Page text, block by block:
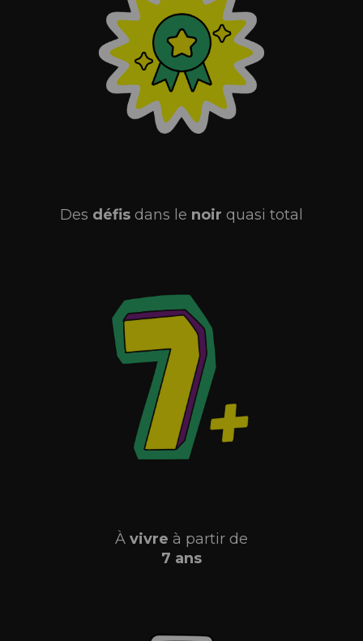
Des défis dans le noir quasi total
À vivre à partir de
7 ans